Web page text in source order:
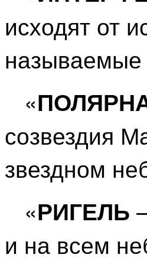
исходят от
«
созвездия
звездном
«РИГЕЛЬ
и на всем